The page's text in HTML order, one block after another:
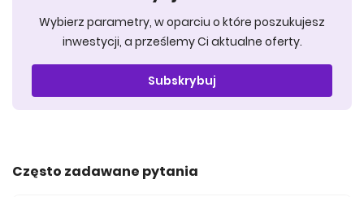
Wybierz parametry, w oparciu o które poszukujesz
inwestycji, a prześlemy Ci aktualne oferty.
Subskrybuj
Często zadawane pytania